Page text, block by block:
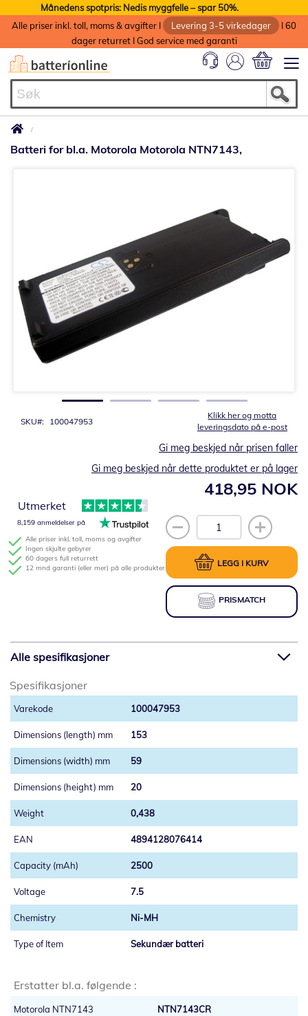
Månedens spotpris: Nedis myggfelle – spar 50%.
Alle priser inkl. toll, moms & avgifter I
Levering 3-5 virkedager
I 60
dager returret I God service med garanti
Batteri for bl.a. Motorola Motorola NTN7143,
Klikk her og motta
leveringsdato på e-post
SKU 100047953
418,95 NOK
Gi meg beskjed når prisen faller
Gi meg beskjed når dette produktet er på lager
LEGG I KURV
PRISMATCH
Alle priser inkl. toll, moms og avgifter
Ingen skjulte gebyrer
60 dagers full returrett
12 mnd garanti (eller mer) på alle produkter
Utmerket
8,159 anmeldelser på
Alle spesifikasjoner
Spesifikasjoner
100047953
153
59
20
0,438
4894128076414
2500
7.5
Ni-MH
Sekundær batteri
Erstatter bl.a. følgende :
Motorola NTN7143 NTN7143CR